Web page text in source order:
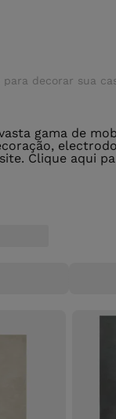
para decorar sua
gama de
Clique aqui